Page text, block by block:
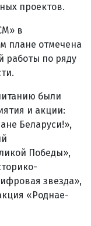
проектов.
в
плане отмечена
работы по ряду
были
и акции:
Беларуси!»,
Победы»,
звезда»,
«Роднае-